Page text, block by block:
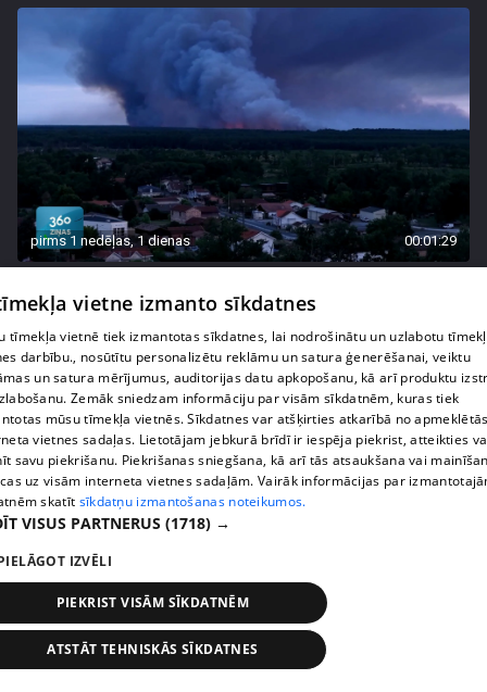
pirms 1 nedēļas, 1 dienas 00:01:29
pirokumolonimbu jeb uguns mākoni
pirms 1 nedēļas, 1 dienas
Pārtiku pērkam vairāk, bet vai “zemo cenu grozs”
tiešām samazina kopējo čeku?
vietne izmanto sīkdatnes
tīmekļa vietnē tiek izmantotas sīkdatnes, lai nodrošinātu un uzlabotu
darbību., nosūtītu personalizētu reklāmu un satura ģenerēšanai, veiktu
un satura mērījumus, auditorijas datu apkopošanu, kā arī produktu
Zemāk sniedzam informāciju par visām sīkdatnēm, kuras tiek
mūsu tīmekļa vietnēs. Sīkdatnes var atšķirties atkarībā no
vietnes sadaļas. Lietotājam jebkurā brīdī ir iespēja piekrist, atteikties
savu piekrišanu. Piekrišanas sniegšana, kā arī tās atsaukšana vai
uz visām interneta vietnes sadaļām. Vairāk informācijas par
skatīt sīkdatņu izmantošanas noteikumos.
VISUS PARTNERUS (1718) →
IZVĒLI
PIEKRIST VISĀM SĪKDATNĒM
ATSTĀT TEHNISKĀS SĪKDATNES